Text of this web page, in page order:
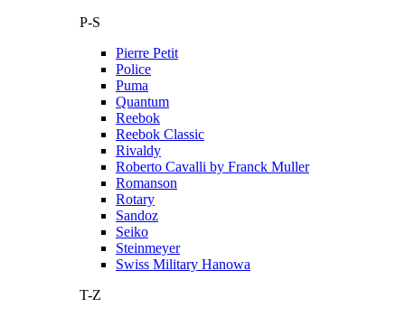
P-S
Pierre Petit
Police
Puma
Quantum
Reebok
Reebok Classic
Rivaldy
Roberto Cavalli by Franck Muller
Romanson
Rotary
Sandoz
Seiko
Steinmeyer
Swiss Military Hanowa
T-Z